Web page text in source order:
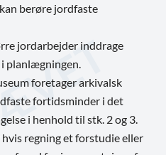
berøre jordfaste
jordarbejder inddrage
planlægningen.
foretager arkivalsk
fortidsminder i det
i henhold til stk. 2 og 3.
regning et forstudie eller